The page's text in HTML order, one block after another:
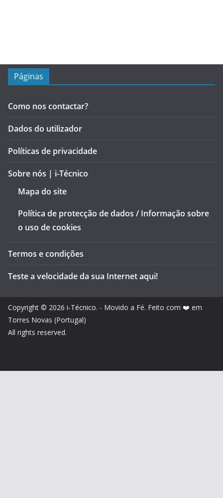
Páginas
Como nos contactar?
Dados do utilizador
Políticas de privacidade
Sobre nós | i-Técnico
Mapa do site
Política de protecção de dados / Informação sobre
o uso de cookies
Termos e condições
Teste a velocidade da sua Internet aqui!
Copyright © 2026 i-Técnico. - Movido a Fé. Feito com ❤️ em
Torres Novas (Portugal)
All rights reserved.